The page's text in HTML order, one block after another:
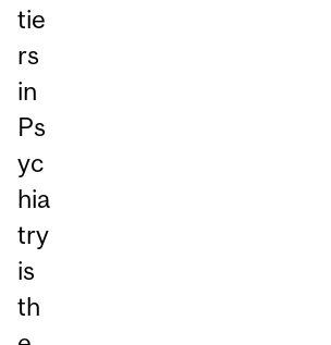
tie
rs
in
Ps
yc
hia
try
is
th